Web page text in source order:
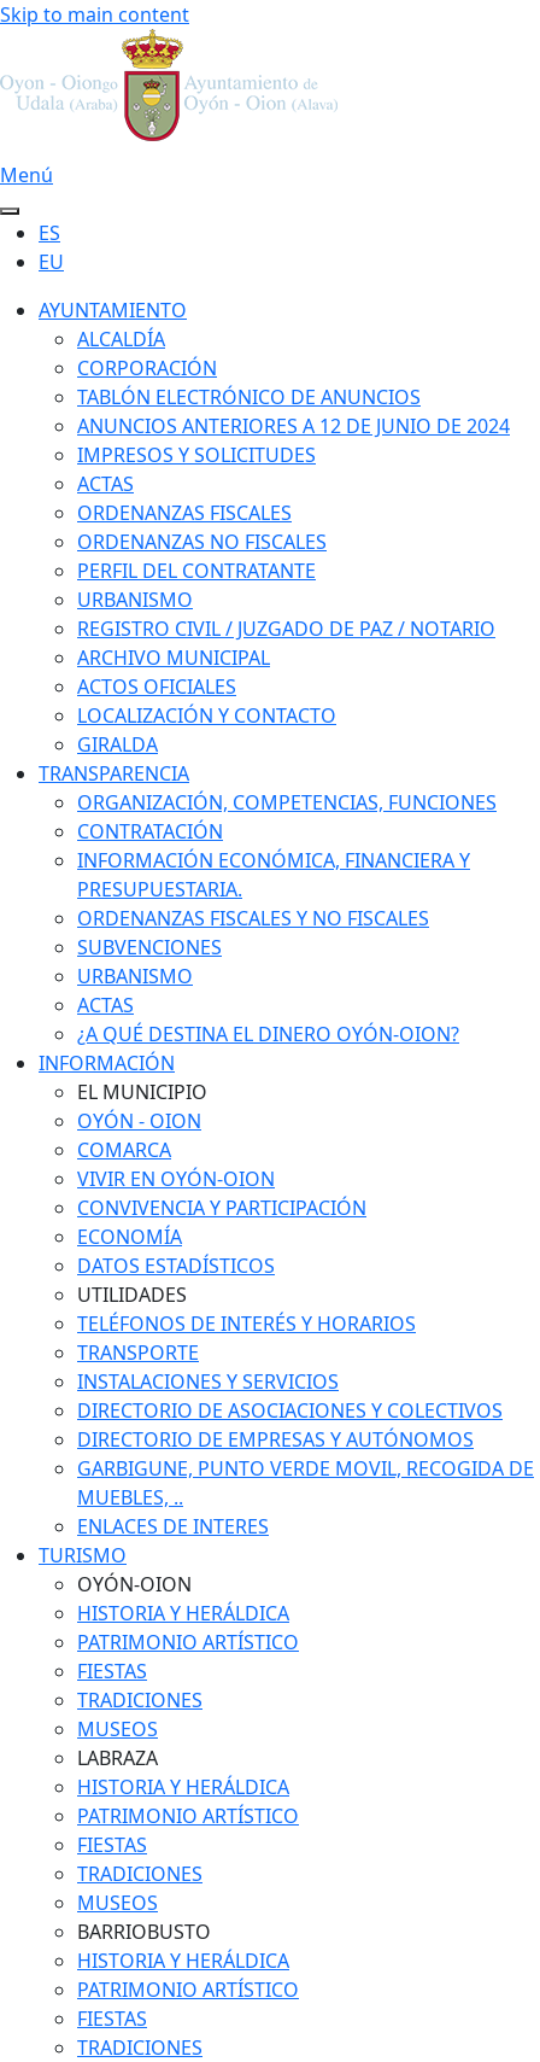
Skip to main content
Menú
ES
EU
AYUNTAMIENTO
ALCALDÍA
CORPORACIÓN
TABLÓN ELECTRÓNICO DE ANUNCIOS
ANUNCIOS ANTERIORES A 12 DE JUNIO DE 2024
IMPRESOS Y SOLICITUDES
ACTAS
ORDENANZAS FISCALES
ORDENANZAS NO FISCALES
PERFIL DEL CONTRATANTE
URBANISMO
REGISTRO CIVIL / JUZGADO DE PAZ / NOTARIO
ARCHIVO MUNICIPAL
ACTOS OFICIALES
LOCALIZACIÓN Y CONTACTO
GIRALDA
TRANSPARENCIA
ORGANIZACIÓN, COMPETENCIAS, FUNCIONES
CONTRATACIÓN
INFORMACIÓN ECONÓMICA, FINANCIERA Y
PRESUPUESTARIA.
ORDENANZAS FISCALES Y NO FISCALES
SUBVENCIONES
URBANISMO
ACTAS
¿A QUÉ DESTINA EL DINERO OYÓN-OION?
INFORMACIÓN
EL MUNICIPIO
OYÓN - OION
COMARCA
VIVIR EN OYÓN-OION
CONVIVENCIA Y PARTICIPACIÓN
ECONOMÍA
DATOS ESTADÍSTICOS
UTILIDADES
TELÉFONOS DE INTERÉS Y HORARIOS
TRANSPORTE
INSTALACIONES Y SERVICIOS
DIRECTORIO DE ASOCIACIONES Y COLECTIVOS
DIRECTORIO DE EMPRESAS Y AUTÓNOMOS
GARBIGUNE, PUNTO VERDE MOVIL, RECOGIDA DE
MUEBLES, ..
ENLACES DE INTERES
TURISMO
OYÓN-OION
HISTORIA Y HERÁLDICA
PATRIMONIO ARTÍSTICO
FIESTAS
TRADICIONES
MUSEOS
LABRAZA
HISTORIA Y HERÁLDICA
PATRIMONIO ARTÍSTICO
FIESTAS
TRADICIONES
MUSEOS
BARRIOBUSTO
HISTORIA Y HERÁLDICA
PATRIMONIO ARTÍSTICO
FIESTAS
TRADICIONES